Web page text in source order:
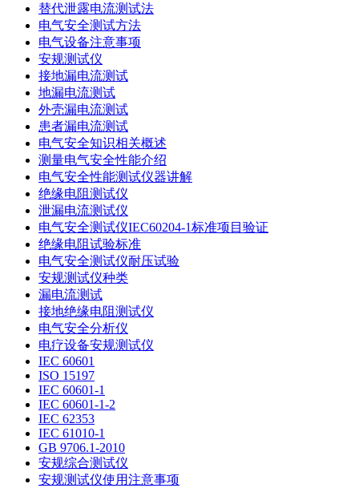
替代泄露电流测试法
电气安全测试方法
电气设备注意事项
安规测试仪
接地漏电流测试
地漏电流测试
外壳漏电流测试
患者漏电流测试
电气安全知识相关概述
测量电气安全性能介绍
电气安全性能测试仪器讲解
绝缘电阻测试仪
泄漏电流测试仪
电气安全测试仪IEC60204-1标准项目验证
绝缘电阻试验标准
电气安全测试仪耐压试验
安规测试仪种类
漏电流测试
接地绝缘电阻测试仪
电气安全分析仪
电疗设备安规测试仪
IEC 60601
ISO 15197
IEC 60601-1
IEC 60601-1-2
IEC 62353
IEC 61010-1
GB 9706.1-2010
安规综合测试仪
安规测试仪使用注意事项